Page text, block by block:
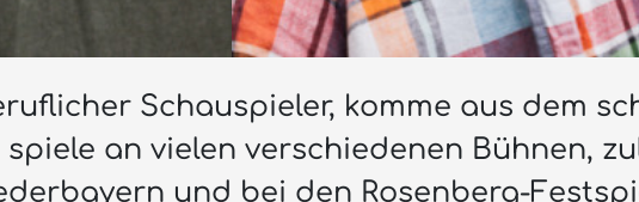
Schauspieler, komme aus dem
an vielen verschiedenen Bühnen,
und bei den Rosenberg-